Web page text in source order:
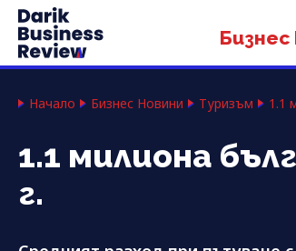
Начало Бизнес Новини Туризъм 1.1
1.1 милиона
г.